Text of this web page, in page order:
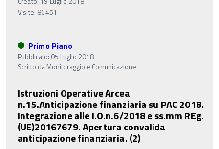
Visite: 86451
Primo Piano
Pubblicato: 05 Luglio 2018
Scritto daMonitoraggio e Comunicazione
Istruzioni Operative Arcea
n.15.Anticipazione finanziaria su PAC 2018.
Integrazione alle I.O.n.6/2018 e ss.mm REg.
(UE)20167679. Apertura convalida
anticipazione finanziaria. (2)